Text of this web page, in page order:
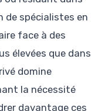
de spécialistes en
face à des
élevées que dans
domine
la nécessité
davantage ces